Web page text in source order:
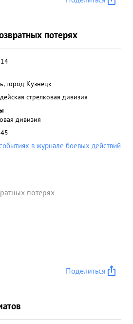
потерях
город Кузнецк
стрелковая дивизия
дивизия
в журнале боевых действий
потерях
Поделиться